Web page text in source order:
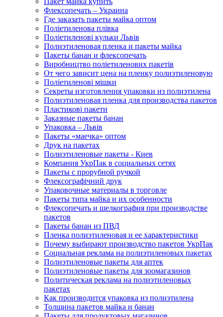
Флексопечать – Украина
Где заказать пакеты майка оптом
Поліетиленова плівка
Поліетиленові кульки Львів
Полиэтиленовая пленка и пакеты майка
Пакеты банан и флексопечать
Виробництво поліетиленових пакетів
От чего зависит цена на пленку полиэтиленовую
Поліетиленові мішки
Секреты изготовления упаковки из полиэтилена
Полиэтиленовая пленка для производства пакетов
Пластикові пакети
Заказные пакеты банан
Упаковка – Львів
Пакеты «маечка» оптом
Друк на пакетах
Полиэтиленовые пакеты - Киев
Компания УкрПак в социальных сетях
Пакеты с прорубной ручкой
Флексографічний друк
Упаковочные материалы в торговле
Пакеты типа майка и их особенности
Флексопечать и шелкография при производстве
пакетов
Пакеты банан из ПВД
Пленка полиэтиленовая и ее характеристики
Почему выбирают производство пакетов УкрПак
Социальная реклама на полиэтиленовых пакетах
Полиэтиленовые пакеты для аптек
Полиэтиленовые пакеты для зоомагазинов
Политическая реклама на полиэтиленовых
пакетах
Как производится упаковка из полиэтилена
Толщина пакетов майка и банан